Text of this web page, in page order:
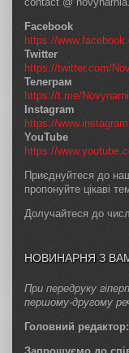
Facebook
https://
Twitter
https://twitter.com/
Телеграм
https://t.me/
Instagram
https://
YouTube
https://
Приєднуйтеся до
пропонуйте цікаві
Долучайтеся до
НОВИНАРНЯ З
При передруку
першому-другому
Головний редактор: